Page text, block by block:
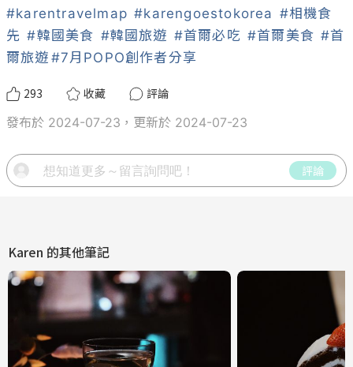
#karentravelmap #karengoestokorea #相機食
先 #韓國美食 #韓國旅遊 #首爾必吃 #首爾美食 #首
爾旅遊 #7月POPO創作者分享
293 收藏
評論
發布於 2024-07-23，更新於 2024-07-23
評論
Karen 的其他筆記